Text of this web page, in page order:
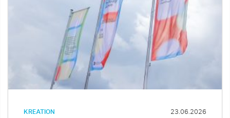
KREATION 23.06.2026